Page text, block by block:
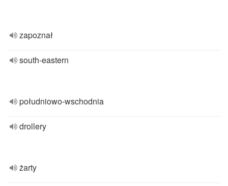
zapoznał
south-eastern
południowo-wschodnia
drollery
żarty